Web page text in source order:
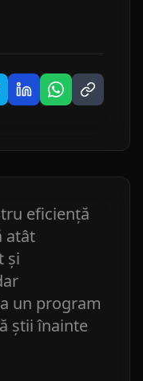
eficiență
atât
și
un program
știi înainte